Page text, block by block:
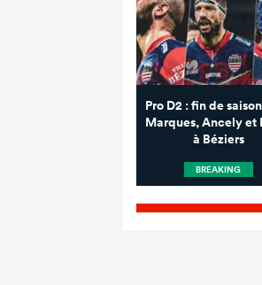
Pro D2 : fin de
Marques, Ancely et
à Béziers
BREAKING